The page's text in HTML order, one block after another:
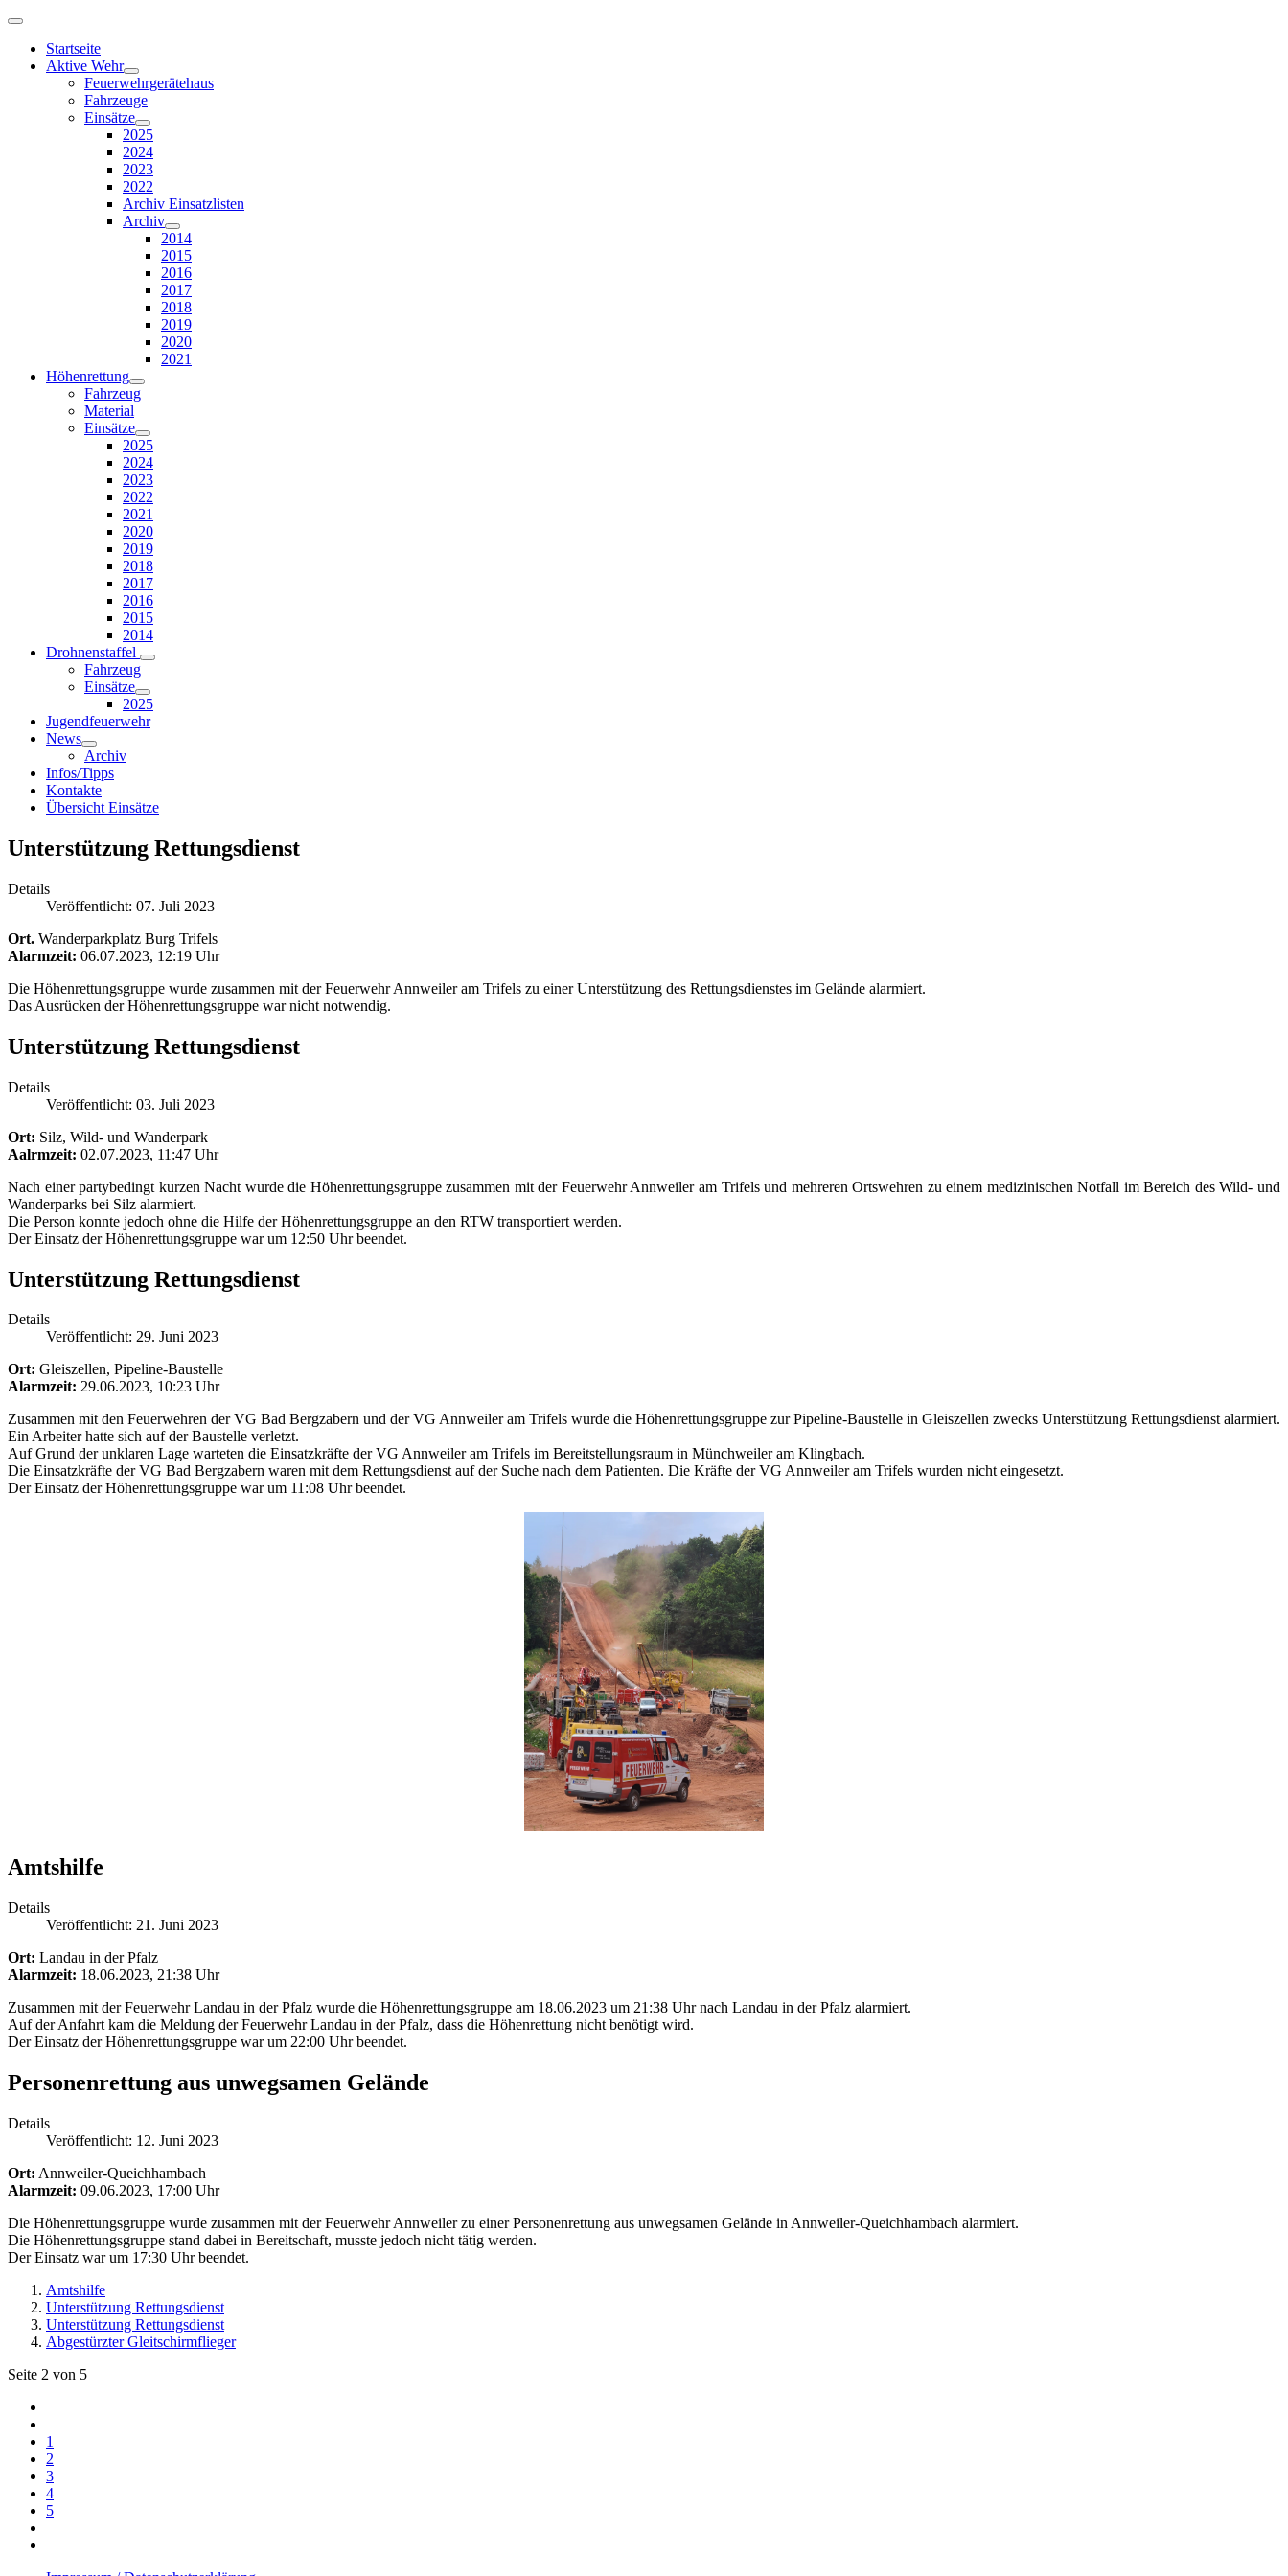
Startseite
Aktive Wehr
Feuerwehrgerätehaus
Fahrzeuge
Einsätze
2025
2024
2023
2022
Archiv Einsatzlisten
Archiv
2014
2015
2016
2017
2018
2019
2020
2021
Höhenrettung
Fahrzeug
Material
Einsätze
2025
2024
2023
2022
2021
2020
2019
2018
2017
2016
2015
2014
Drohnenstaffel
Fahrzeug
Einsätze
2025
Jugendfeuerwehr
News
Archiv
Infos/Tipps
Kontakte
Übersicht Einsätze
Unterstützung Rettungsdienst
Details
Veröffentlicht: 07. Juli 2023
Ort. Wanderparkplatz Burg Trifels
Alarmzeit: 06.07.2023, 12:19 Uhr
Die Höhenrettungsgruppe wurde zusammen mit der Feuerwehr Annweiler am Trifels zu einer Unterstützung des Rettungsdienstes im Gelände alarmiert.
Das Ausrücken der Höhenrettungsgruppe war nicht notwendig.
Unterstützung Rettungsdienst
Details
Veröffentlicht: 03. Juli 2023
Ort: Silz, Wild- und Wanderpark
Aalrmzeit: 02.07.2023, 11:47 Uhr
Nach einer partybedingt kurzen Nacht wurde die Höhenrettungsgruppe zusammen mit der Feuerwehr Annweiler am Trifels und mehreren Ortswehren zu einem medizinischen Notfall im Bereich des Wild- und
Wanderparks bei Silz alarmiert.
Die Person konnte jedoch ohne die Hilfe der Höhenrettungsgruppe an den RTW transportiert werden.
Der Einsatz der Höhenrettungsgruppe war um 12:50 Uhr beendet.
Unterstützung Rettungsdienst
Details
Veröffentlicht: 29. Juni 2023
Ort: Gleiszellen, Pipeline-Baustelle
Alarmzeit: 29.06.2023, 10:23 Uhr
Zusammen mit den Feuerwehren der VG Bad Bergzabern und der VG Annweiler am Trifels wurde die Höhenrettungsgruppe zur Pipeline-Baustelle in Gleiszellen zwecks Unterstützung Rettungsdienst alarmiert.
Ein Arbeiter hatte sich auf der Baustelle verletzt.
Auf Grund der unklaren Lage warteten die Einsatzkräfte der VG Annweiler am Trifels im Bereitstellungsraum in Münchweiler am Klingbach.
Die Einsatzkräfte der VG Bad Bergzabern waren mit dem Rettungsdienst auf der Suche nach dem Patienten. Die Kräfte der VG Annweiler am Trifels wurden nicht eingesetzt.
Der Einsatz der Höhenrettungsgruppe war um 11:08 Uhr beendet.
Amtshilfe
Details
Veröffentlicht: 21. Juni 2023
Ort: Landau in der Pfalz
Alarmzeit: 18.06.2023, 21:38 Uhr
Zusammen mit der Feuerwehr Landau in der Pfalz wurde die Höhenrettungsgruppe am 18.06.2023 um 21:38 Uhr nach Landau in der Pfalz alarmiert.
Auf der Anfahrt kam die Meldung der Feuerwehr Landau in der Pfalz, dass die Höhenrettung nicht benötigt wird.
Der Einsatz der Höhenrettungsgruppe war um 22:00 Uhr beendet.
Personenrettung aus unwegsamen Gelände
Details
Veröffentlicht: 12. Juni 2023
Ort: Annweiler-Queichhambach
Alarmzeit: 09.06.2023, 17:00 Uhr
Die Höhenrettungsgruppe wurde zusammen mit der Feuerwehr Annweiler zu einer Personenrettung aus unwegsamen Gelände in Annweiler-Queichhambach alarmiert.
Die Höhenrettungsgruppe stand dabei in Bereitschaft, musste jedoch nicht tätig werden.
Der Einsatz war um 17:30 Uhr beendet.
Amtshilfe
Unterstützung Rettungsdienst
Unterstützung Rettungsdienst
Abgestürzter Gleitschirmflieger
Seite 2 von 5
1
2
3
4
5